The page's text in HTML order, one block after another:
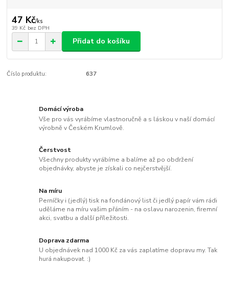
47 Kč/ks
39 Kč bez DPH
Přidat do košíku
Číslo produktu: 637
Domácí výroba
Vše pro vás vyrábíme vlastnoručně a s láskou v naší domácí
výrobně v Českém Krumlově.
Čerstvost
Všechny produkty vyrábíme a balíme až po obdržení
objednávky, abyste je získali co nejčerstvější.
Na míru
Perníčky i (jedlý) tisk na fondánový list či jedlý papír vám rádi
uděláme na míru vašim přáním - na oslavu narozenin, firemní
akci, svatbu a další příležitosti.
Doprava zdarma
U objednávek nad 1000 Kč za vás zaplatíme dopravu my. Tak
hurá nakupovat. :)